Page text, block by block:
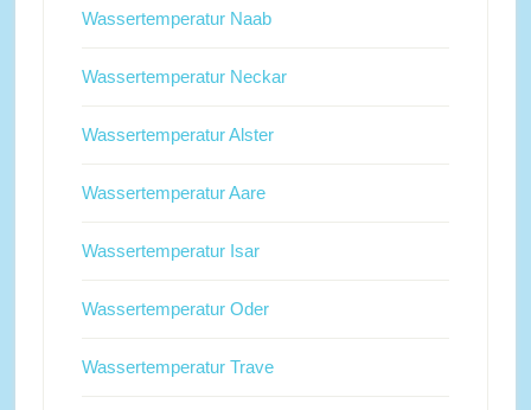
Wassertemperatur Naab
Wassertemperatur Neckar
Wassertemperatur Alster
Wassertemperatur Aare
Wassertemperatur Isar
Wassertemperatur Oder
Wassertemperatur Trave